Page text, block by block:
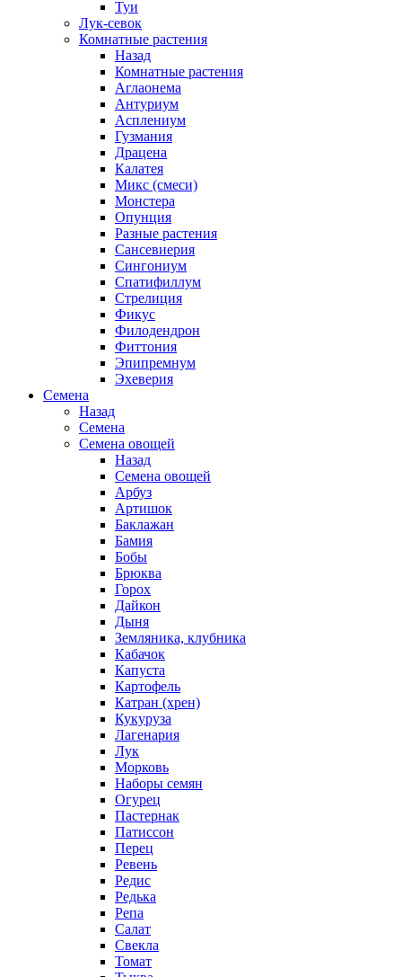
Туи
Лук-севок
Комнатные растения
Назад
Комнатные растения
Аглаонема
Антуриум
Асплениум
Гузмания
Драцена
Калатея
Микс (смеси)
Монстера
Опунция
Разные растения
Сансевиерия
Сингониум
Спатифиллум
Стрелиция
Фикус
Филодендрон
Фиттония
Эпипремнум
Эхеверия
Семена
Назад
Семена
Семена овощей
Назад
Семена овощей
Арбуз
Артишок
Баклажан
Бамия
Бобы
Брюква
Горох
Дайкон
Дыня
Земляника, клубника
Кабачок
Капуста
Картофель
Катран (хрен)
Кукуруза
Лагенария
Лук
Морковь
Наборы семян
Огурец
Пастернак
Патиссон
Перец
Ревень
Редис
Редька
Репа
Салат
Свекла
Томат